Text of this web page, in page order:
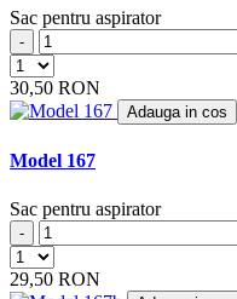
CAT (6)
CHALLENGE
CHROMEX (26)
CLARKE
CLEANFIX
COLUMBUS
Sac pentru aspirator
-
30,50 RON
Adauga in cos
Model 167
Sac pentru aspirator
-
29,50 RON